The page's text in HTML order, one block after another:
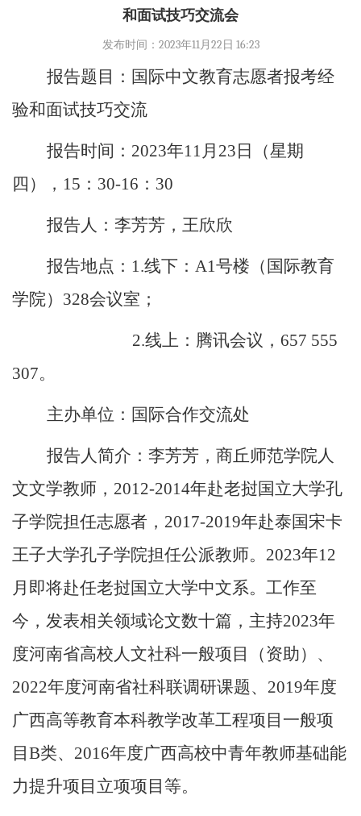
和面试技巧交流会
发布时间：2023年11月22日 16:23
报告题目： 国际中文教育志愿者报考经
验和面试技巧交流
报告时间： 2023年11月 23 日（星期
四）， 15 ： 30-16 ： 30
报告人： 李芳芳，王欣欣
报告地点： 1.线下： A1号楼（国际教育
学院） 328会议室；
2.线上：腾讯会议， 657 555
307。
主办单位： 国际合作交流处
报告人简介： 李芳芳，商丘师范学院人
文文学教师， 2012-2014年赴老挝国立大学孔
子学院担任志愿者， 2017-2019年赴泰国宋卡
王子大学孔子学院担任公派教师。 2023年12
月即将赴任老挝国立大学中文系。工作至
今，发表相关领域论文数十篇，主持2023年
度河南省高校人文社科一般项目（资助）、
2022年度河南省社科联调研课题、 2019年度
广西高等教育本科教学改革工程项目一般项
目B类、 2016年度广西高校中青年教师基础能
力提升项目立项项目等。